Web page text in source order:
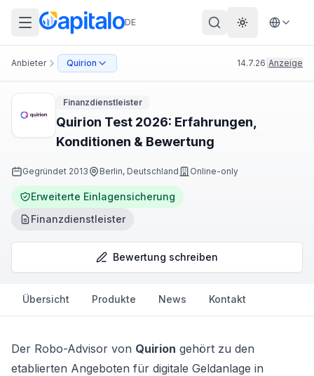
DE Theme
Anbieter Quirion 14.7.26 Anzeige
Finanzdienstleister
Quirion Test 2026: Erfahrungen,
Konditionen & Bewertung
Gegründet 2013 Berlin, Deutschland Online-only
Erweiterte Einlagensicherung
Finanzdienstleister
Bewertung schreiben
Übersicht Produkte News Kontakt
Der Robo-Advisor von Quirion gehört zu den
etablierten Angeboten für digitale Geldanlage in